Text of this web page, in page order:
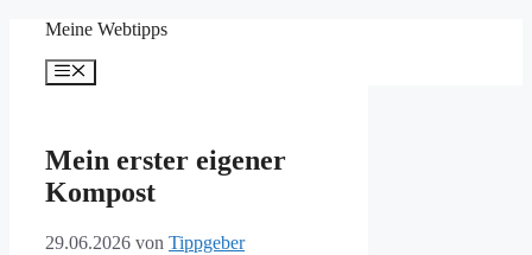
springen
Meine Webtipps
Menü
Mein erster eigener
Kompost
29.06.2026 von Tippgeber